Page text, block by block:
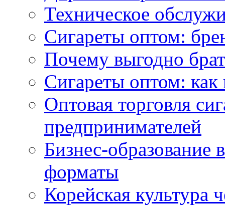
Техническое
Сигареты оптом:
Почему выгодно
Сигареты оптом: как
Оптовая торговля
предпринимателей
Бизнес-образование
форматы
Корейская культура